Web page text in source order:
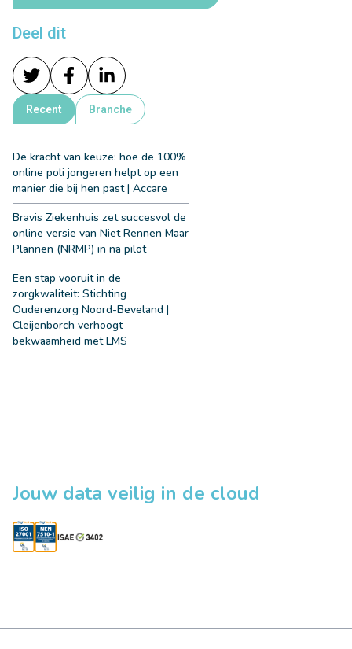
Deel dit
Recent Branche
De kracht van keuze: hoe de 100%
online poli jongeren helpt op een
manier die bij hen past | Accare
Bravis Ziekenhuis zet succesvol de
online versie van Niet Rennen Maar
Plannen (NRMP) in na pilot
Een stap vooruit in de
zorgkwaliteit: Stichting
Ouderenzorg Noord-Beveland |
Cleijenborch verhoogt
bekwaamheid met LMS
Jouw data veilig in de cloud